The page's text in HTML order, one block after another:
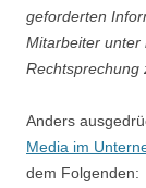
geforderten
Mitarbeiter unter
Rechtsprechung
Anders
Media im
dem Folgenden: